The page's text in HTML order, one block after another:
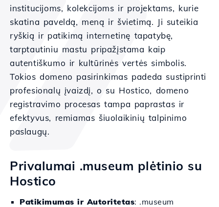
institucijoms, kolekcijoms ir projektams, kurie
skatina paveldą, meną ir švietimą. Ji suteikia
ryškią ir patikimą internetinę tapatybę,
tarptautiniu mastu pripažįstama kaip
autentiškumo ir kultūrinės vertės simbolis.
Tokios domeno pasirinkimas padeda sustiprinti
profesionalų įvaizdį, o su Hostico, domeno
registravimo procesas tampa paprastas ir
efektyvus, remiamas šiuolaikinių talpinimo
paslaugų.
Privalumai .museum plėtinio su
Hostico
Patikimumas ir Autoritetas: .museum